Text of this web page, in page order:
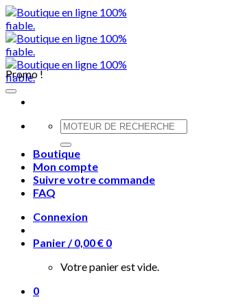
Skip
to
content
Recherche
pour :
Boutique
Mon compte
Suivre votre commande
FAQ
Connexion
Panier /0,00€ 0
Votre panier est vide.
0
Promo !